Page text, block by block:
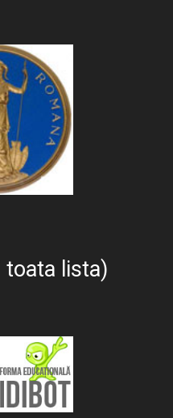
toata lista)